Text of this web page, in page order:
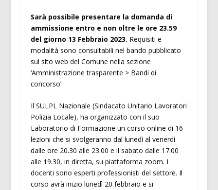
Sarà possibile presentare la domanda di
ammissione entro e non oltre le ore 23.59
del giorno 13 Febbraio 2023. Requisiti e
modalità sono consultabili nel bando pubblicato
sul sito web del Comune nella sezione
‘Amministrazione trasparente > Bandi di
concorso’.
Il SULPL Nazionale (Sindacato Unitario Lavoratori
Polizia Locale), ha organizzato con il suo
Laboratorio di Formazione un corso online di 16
lezioni che si svolgeranno dal lunedì al venerdì
dalle ore 20.30 alle 23.00 e il sabato dalle 17.00
alle 19.30, in diretta, su piattaforma zoom. I
docenti sono esperti professionisti del settore. Il
corso avrà inizio lunedì 20 febbraio e si